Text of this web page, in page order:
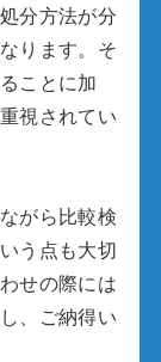
分方法が分
ります。そ
ことに加
視されてい
がら比較検
う点も大切
せの際には
、ご納得い